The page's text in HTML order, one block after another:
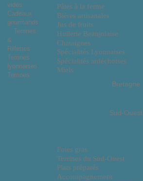
Pâtes à la ferme
Bières artisanales
Jus de fruits
Huilerie Beaujolaise
Chataignes
Spécialités Lyonnaises
Spécialités ardéchoises
Miels
Bretagne
Sud-Ouest
Foies gras
Terrines du Sud-Ouest
Plats préparés
Accompagnement
vides
Cadeaux
gourmands
Terrines
&
Rillettes
Terrines
lyonnaises
Terrines